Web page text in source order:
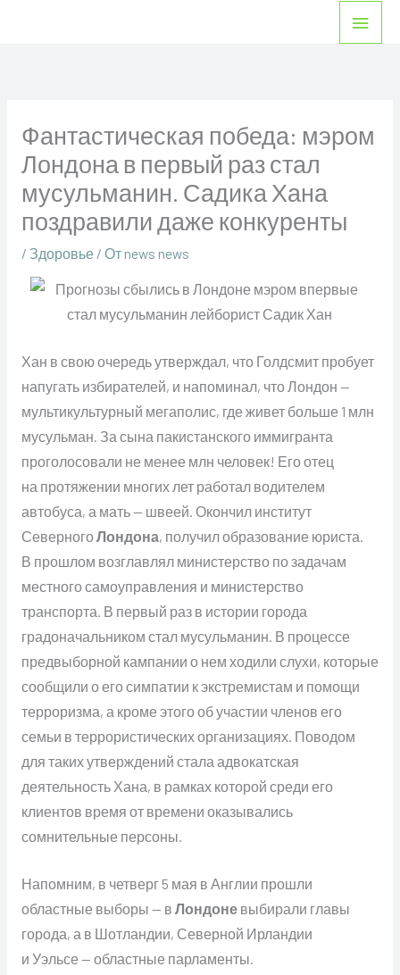
Фантастическая победа: мэром
Лондона в первый раз стал
мусульманин. Садика Хана
поздравили даже конкуренты
/ Здоровье/ От news news
Хан в свою очередь утверждал, что Голдсмит пробует
напугать избирателей, и напоминал, что Лондон —
мультикультурный мегаполис, где живет больше 1 млн
мусульман. За сына пакистанского иммигранта
проголосовали не менее млн человек! Его отец
на протяжении многих лет работал водителем
автобуса, а мать — швеей. Окончил институт
СеверногоЛондона, получил образование юриста.
В прошлом возглавлял министерство по задачам
местного самоуправления и министерство
транспорта. В первый раз в истории города
градоначальником стал мусульманин. В процессе
предвыборной кампании о нем ходили слухи, которые
сообщили о его симпатии к экстремистам и помощи
терроризма, а кроме этого об участии членов его
семьи в террористических организациях. Поводом
для таких утверждений стала адвокатская
деятельность Хана, в рамках которой среди его
клиентов время от времени оказывались
сомнительные персоны.
Напомним, в четверг 5 мая в Англии прошли
областные выборы — в Лондоневыбирали главы
города, а в Шотландии, Северной Ирландии
и Уэльсе — областные парламенты.